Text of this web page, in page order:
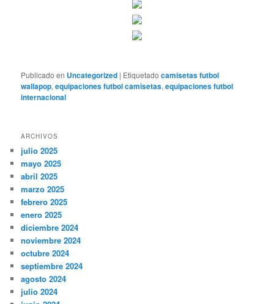
Publicado en Uncategorized | Etiquetado camisetas futbol
wallapop,equipaciones futbol camisetas,equipaciones futbol
internacional
ARCHIVOS
julio 2025
mayo 2025
abril 2025
marzo 2025
febrero 2025
enero 2025
diciembre 2024
noviembre 2024
octubre 2024
septiembre 2024
agosto 2024
julio 2024